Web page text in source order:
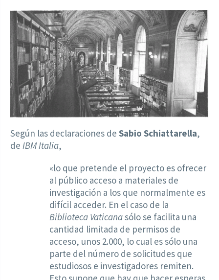
Según las declaraciones de Sabio Schiattarella,
de IBM Italia,
«lo que pretende el proyecto es ofrecer
al público acceso a materiales de
investigación a los que normalmente es
difícil acceder. En el caso de la
Biblioteca Vaticanasólo se facilita una
cantidad limitada de permisos de
acceso, unos 2.000, lo cual es sólo una
parte del número de solicitudes que
estudiosos e investigadores remiten.